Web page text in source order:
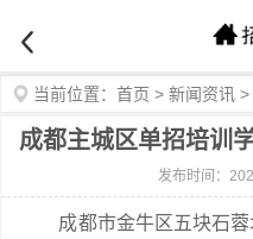
当前位置： 首页 > 新闻资讯 >
成都主城区单招培训
发布时间：
成都市金牛区五块石蓉